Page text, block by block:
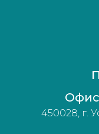
450028, г.